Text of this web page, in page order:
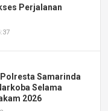
Perjalanan
Samarinda
Selama
2026